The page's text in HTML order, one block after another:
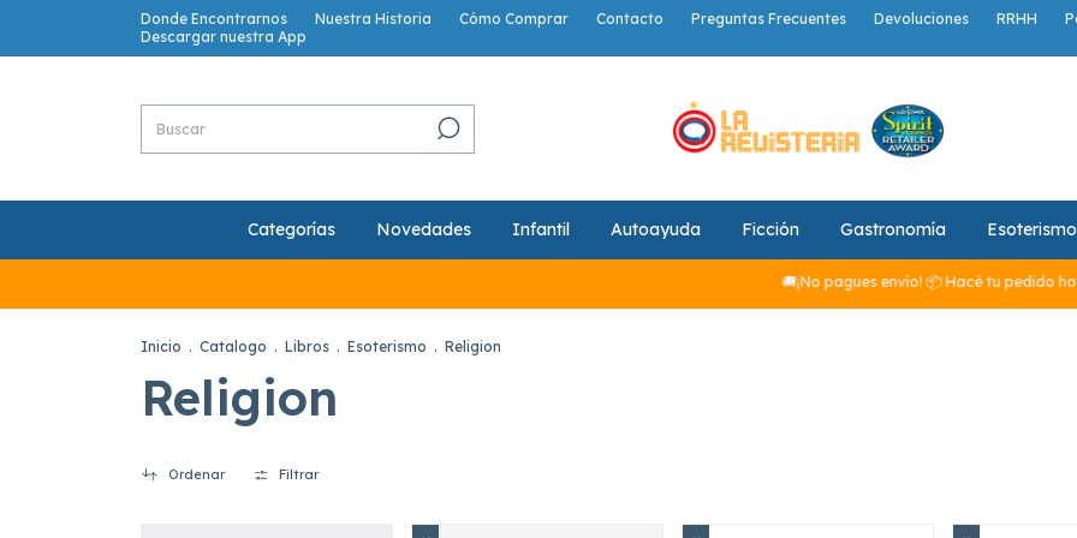
Donde Encontrarnos Nuestra Historia Cómo Comprar Contacto Preguntas Frecuentes Devoluciones RRHH
Descargar nuestra App
Categorías Novedades Infantil Autoayuda Ficción Gastronomía Esoterismo
🚚¡No pagues envío! 📦 Hacé tu pedido
Inicio . Catalogo . Libros . Esoterismo . Religion
Religion
Ordenar Filtrar